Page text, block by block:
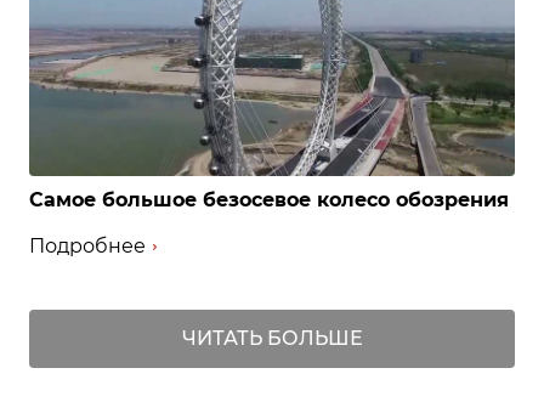
Самое большое безосевое колесо обозрения
Подробнее
ЧИТАТЬ БОЛЬШЕ